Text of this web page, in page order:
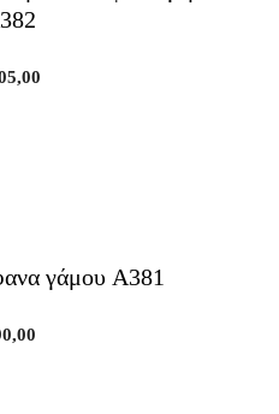
γάμου A381